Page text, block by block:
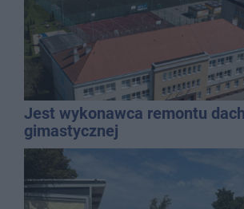
Jest wykonawca remontu
gimastycznej